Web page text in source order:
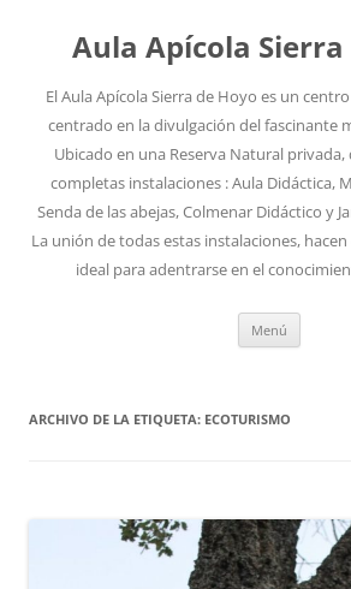
Aula Apícola Sierra
El Aula Apícola Sierra de Hoyo es un
centrado en la divulgación del fascinante
Ubicado en una Reserva Natural privada,
completas instalaciones : Aula Didáctica,
Senda de las abejas, Colmenar Didáctico y
La unión de todas estas instalaciones,
ideal para adentrarse en el
Menú
ARCHIVO DE LA ETIQUETA: ECOTURISMO